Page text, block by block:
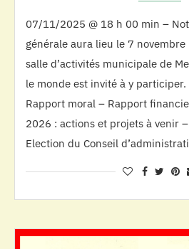
07/11/2025 @ 18 h 00 min –
générale aura lieu le 7
salle d’activités municipale de
le monde est invité à y participer.
Rapport moral – Rapport
2026 : actions et projets à venir
Election du Conseil